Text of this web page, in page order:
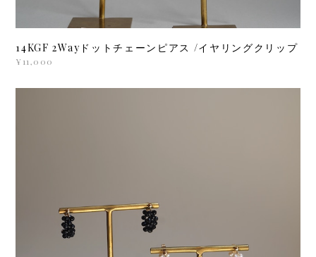
14KGF 2Wayドットチェーンピアス /イヤリングクリップ
¥11,000